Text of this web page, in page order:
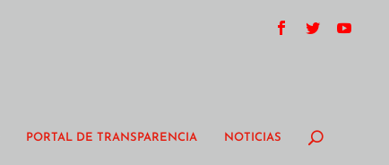
PORTAL DE TRANSPARENCIA NOTICIAS